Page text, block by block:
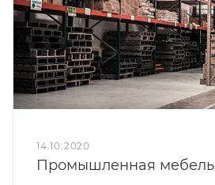
14.10.2020
Промышленная мебель